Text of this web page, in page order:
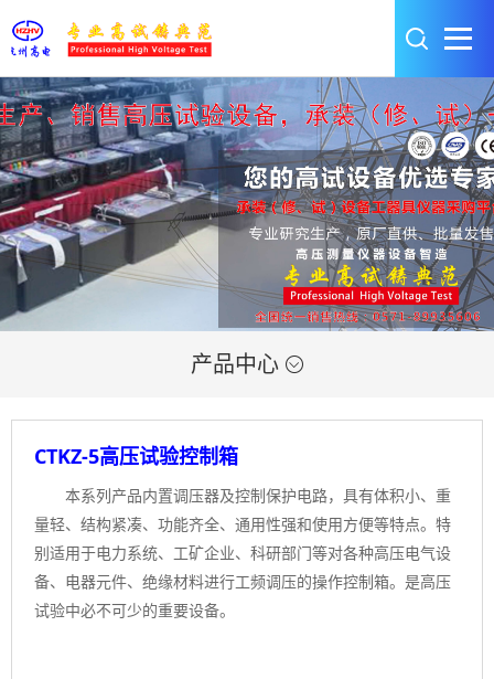
产品中心 
CTKZ-5高压试验控制箱
本系列产品内置调压器及控制保护电路，具有体积小、重
量轻、结构紧凑、功能齐全、通用性强和使用方便等特点。特
别适用于电力系统、工矿企业、科研部门等对各种高压电气设
备、电器元件、绝缘材料进行工频调压的操作控制箱。是高压
试验中必不可少的重要设备。